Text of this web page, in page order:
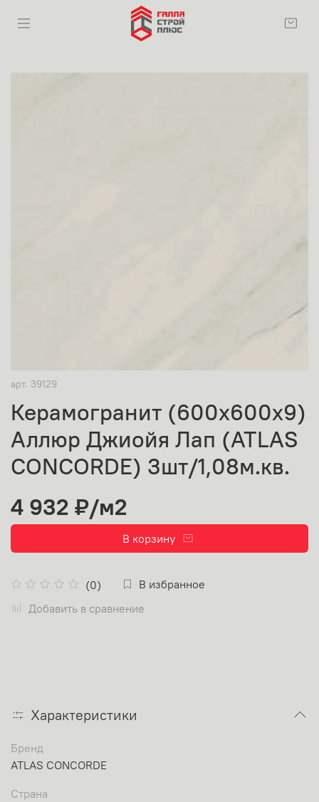
арт. 39129
Керамогранит (600х600х9)
Аллюр Джиойя Лап (ATLAS
CONCORDE) 3шт/1,08м.кв.
(0)
В избранное
Добавить в сравнение
4 932 ₽/м2
В корзину
Характеристики
Бренд
ATLAS CONCORDE
Страна